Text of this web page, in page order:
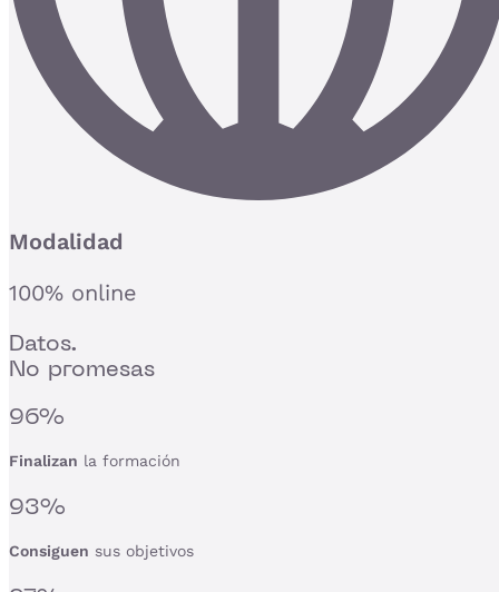
Modalidad
100% online
Datos.
No promesas
96%
Finalizan la formación
93%
Consiguen sus objetivos